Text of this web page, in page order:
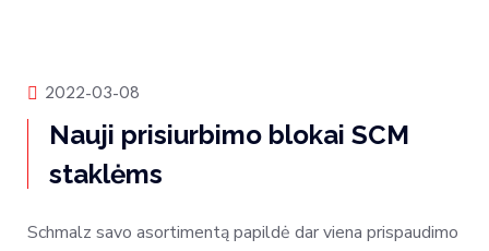
Produktų naujienos
2022-03-08
Nauji prisiurbimo blokai SCM
staklėms
Schmalz savo asortimentą papildė dar viena prispaudimo